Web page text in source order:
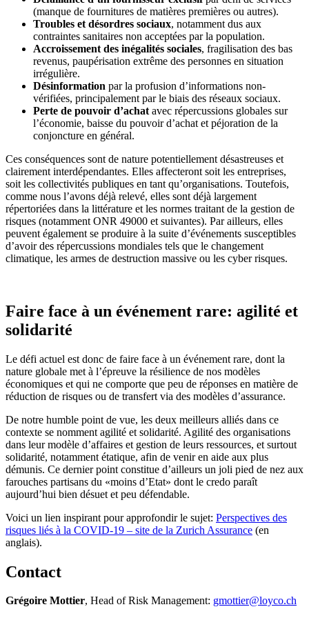
(manque de fournitures de matières premières ou autres).
Troubles et désordres sociaux, notamment dus aux
contraintes sanitaires non acceptées par la population.
Accroissement des inégalités sociales, fragilisation des bas
revenus, paupérisation extrême des personnes en situation
irrégulière.
Désinformation par la profusion d’informations non-
vérifiées, principalement par le biais des réseaux sociaux.
Perte de pouvoir d’achat avec répercussions globales sur
l’économie, baisse du pouvoir d’achat et péjoration de la
conjoncture en général.
Ces conséquences sont de nature potentiellement désastreuses et
clairement interdépendantes. Elles affecteront soit les entreprises,
soit les collectivités publiques en tant qu’organisations. Toutefois,
comme nous l’avons déjà relevé, elles sont déjà largement
répertoriées dans la littérature et les normes traitant de la gestion de
risques (notamment ONR 49000 et suivantes). Par ailleurs, elles
peuvent également se produire à la suite d’événements susceptibles
d’avoir des répercussions mondiales tels que le changement
climatique, les armes de destruction massive ou les cyber risques.
Faire face à un événement rare: agilité et
solidarité
Le défi actuel est donc de faire face à un événement rare, dont la
nature globale met à l’épreuve la résilience de nos modèles
économiques et qui ne comporte que peu de réponses en matière de
réduction de risques ou de transfert via des modèles d’assurance.
De notre humble point de vue, les deux meilleurs alliés dans ce
contexte se nomment agilité et solidarité. Agilité des organisations
dans leur modèle d’affaires et gestion de leurs ressources, et surtout
solidarité, notamment étatique, afin de venir en aide aux plus
démunis. Ce dernier point constitue d’ailleurs un joli pied de nez aux
farouches partisans du «moins d’Etat» dont le credo paraît
aujourd’hui bien désuet et peu défendable.
Voici un lien inspirant pour approfondir le sujet: Perspectives des
risques liés à la COVID-19 – site de la Zurich Assurance (en
anglais).
Contact
Grégoire Mottier, Head of Risk Management: gmottier@loyco.ch